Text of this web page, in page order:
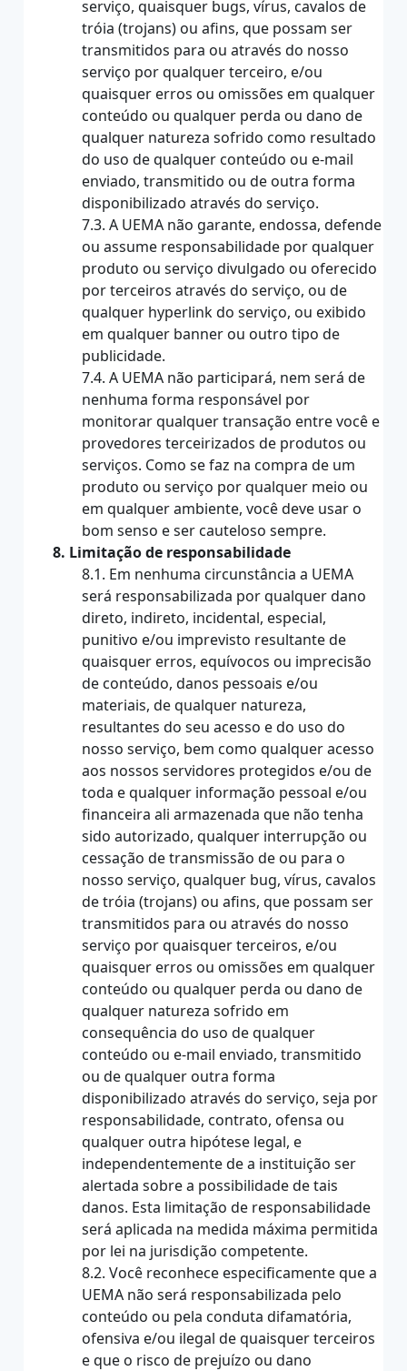
serviço, quaisquer bugs, vírus, cavalos de
tróia (trojans) ou afins, que possam ser
transmitidos para ou através do nosso
serviço por qualquer terceiro, e/ou
quaisquer erros ou omissões em qualquer
conteúdo ou qualquer perda ou dano de
qualquer natureza sofrido como resultado
do uso de qualquer conteúdo ou e-mail
enviado, transmitido ou de outra forma
disponibilizado através do serviço.
7.3. A UEMA não garante, endossa, defende
ou assume responsabilidade por qualquer
produto ou serviço divulgado ou oferecido
por terceiros através do serviço, ou de
qualquer hyperlink do serviço, ou exibido
em qualquer banner ou outro tipo de
publicidade.
7.4. A UEMA não participará, nem será de
nenhuma forma responsável por
monitorar qualquer transação entre você e
provedores terceirizados de produtos ou
serviços. Como se faz na compra de um
produto ou serviço por qualquer meio ou
em qualquer ambiente, você deve usar o
bom senso e ser cauteloso sempre.
8. Limitação de responsabilidade
8.1. Em nenhuma circunstância a UEMA
será responsabilizada por qualquer dano
direto, indireto, incidental, especial,
punitivo e/ou imprevisto resultante de
quaisquer erros, equívocos ou imprecisão
de conteúdo, danos pessoais e/ou
materiais, de qualquer natureza,
resultantes do seu acesso e do uso do
nosso serviço, bem como qualquer acesso
aos nossos servidores protegidos e/ou de
toda e qualquer informação pessoal e/ou
financeira ali armazenada que não tenha
sido autorizado, qualquer interrupção ou
cessação de transmissão de ou para o
nosso serviço, qualquer bug, vírus, cavalos
de tróia (trojans) ou afins, que possam ser
transmitidos para ou através do nosso
serviço por quaisquer terceiros, e/ou
quaisquer erros ou omissões em qualquer
conteúdo ou qualquer perda ou dano de
qualquer natureza sofrido em
consequência do uso de qualquer
conteúdo ou e-mail enviado, transmitido
ou de qualquer outra forma
disponibilizado através do serviço, seja por
responsabilidade, contrato, ofensa ou
qualquer outra hipótese legal, e
independentemente de a instituição ser
alertada sobre a possibilidade de tais
danos. Esta limitação de responsabilidade
será aplicada na medida máxima permitida
por lei na jurisdição competente.
8.2. Você reconhece especificamente que a
UEMA não será responsabilizada pelo
conteúdo ou pela conduta difamatória,
ofensiva e/ou ilegal de quaisquer terceiros
e que o risco de prejuízo ou dano